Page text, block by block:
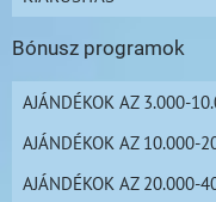
Bónusz programok
AJÁNDÉKOK AZ 3.000-
AJÁNDÉKOK AZ 10.000-
AJÁNDÉKOK AZ 20.000-